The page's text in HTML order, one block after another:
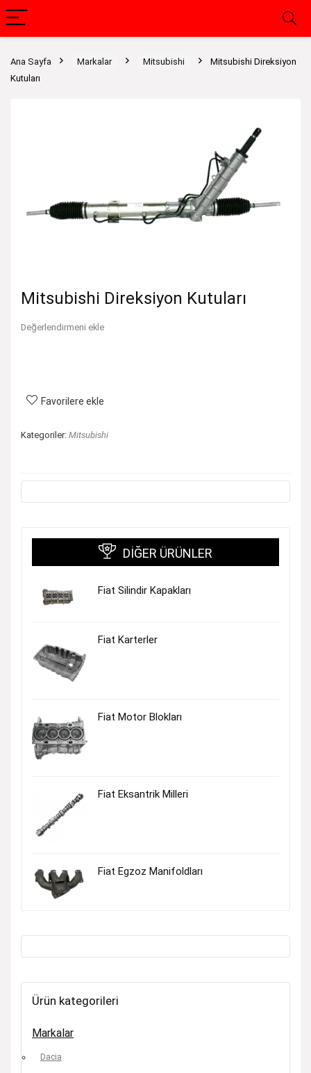
Ana Sayfa Markalar Mitsubishi
Mitsubishi Direksiyon
Kutuları
Mitsubishi Direksiyon Kutuları
Değerlendirmeni ekle
Favorilere ekle
Kategoriler: Mitsubishi
DIĞER ÜRÜNLER
Fiat Silindir Kapakları
Fiat Karterler
Fiat Motor Blokları
Fiat Eksantrik Milleri
Fiat Egzoz Manifoldları
Ürün kategorileri
Markalar
Dacia